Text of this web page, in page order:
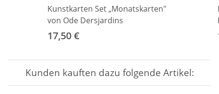
Kunstkarten Set „Monatskarten"
von Ode Dersjardins
17,50 €
Kunden kauften dazu folgende Artikel: